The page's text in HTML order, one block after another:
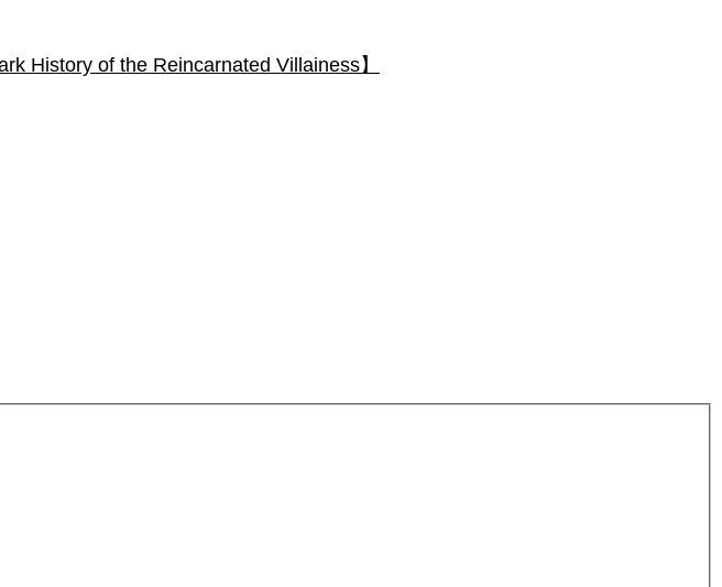
History of the Reincarnated Villainess】